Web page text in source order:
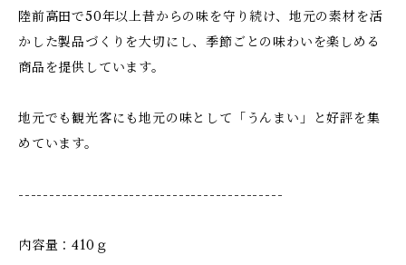
陸前高田で50年以上昔からの味を守り続け、地元の素材を活
かした製品づくりを大切にし、季節ごとの味わいを楽しめる
商品を提供しています。
地元でも観光客にも地元の味として「うんまい」と好評を集
めています。
-------------------------------------------
内容量：410ｇ